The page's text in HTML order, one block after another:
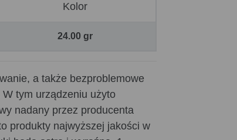
Kolor
24.00 gr
a także bezproblemowe
tym urządzeniu użyto
nadany przez producenta
produkty najwyższej jakości w